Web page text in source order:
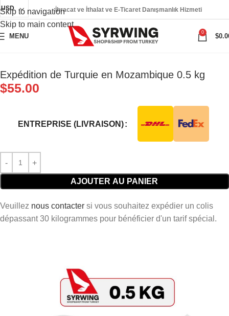
Skip to navigation
Skip to main content
USD İhracat ve İthalat ve E-Ticaret Danışmanlık Hizmeti
MENU
0
$
Expédition de Turquie en Mozambique 0.5 kg
$55.00
ENTREPRISE (LIVRAISON)
AJOUTER AU PANIER
Veuillez nous contacter si vous souhaitez expédier un colis
dépassant 30 kilogrammes pour bénéficier d'un tarif spécial.